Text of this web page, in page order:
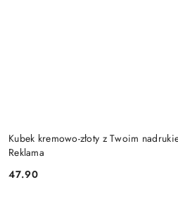
Kubek kremowo-złoty z Twoim
Reklama
Cena:
47.90